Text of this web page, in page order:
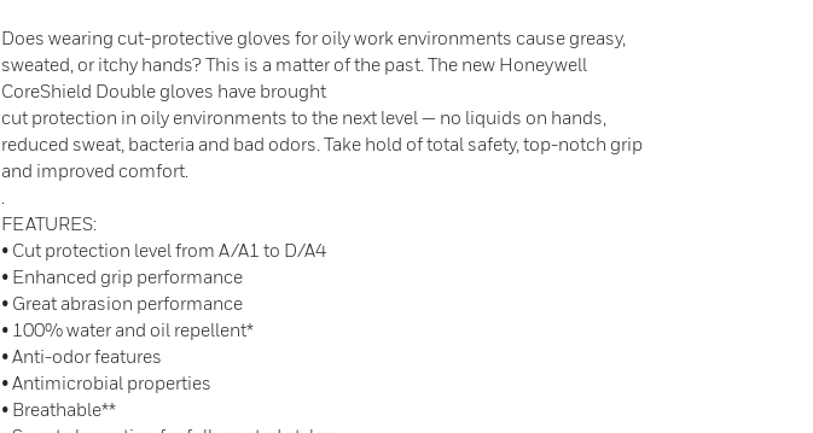
Does wearing cut-protective gloves for oily work environments cause greasy,
sweated, or itchy hands? This is a matter of the past. The new Honeywell
CoreShield Double gloves have brought
cut protection in oily environments to the next level — no liquids on hands,
reduced sweat, bacteria and bad odors. Take hold of total safety, top-notch grip
and improved comfort.
FEATURES:
• Cut protection level from A/A1 to D/A4
• Enhanced grip performance
• Great abrasion performance
• 100% water and oil repellent*
• Anti-odor features
• Antimicrobial properties
• Breathable**